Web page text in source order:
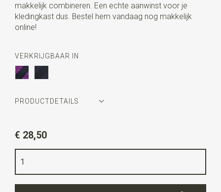
makkelijk combineren. Een echte aanwinst voor je
kledingkast dus. Bestel hem vandaag nog makkelijk
online!
VERKRIJGBAAR IN
PRODUCTDETAILS
zwart / paars
Kwaliteit
€ 28,50